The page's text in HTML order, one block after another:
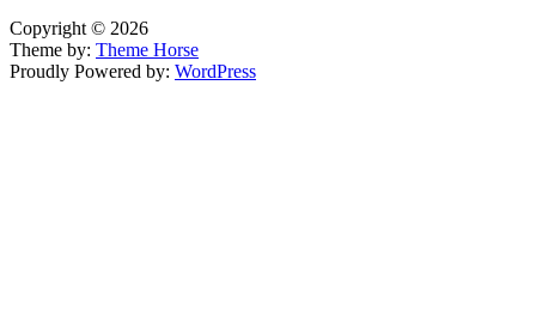
Copyright © 2026
Theme by: Theme Horse
Proudly Powered by: WordPress